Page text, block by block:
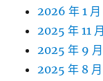
2026 年 1 月
2025 年 11 月
2025 年 9 月
2025 年 8 月